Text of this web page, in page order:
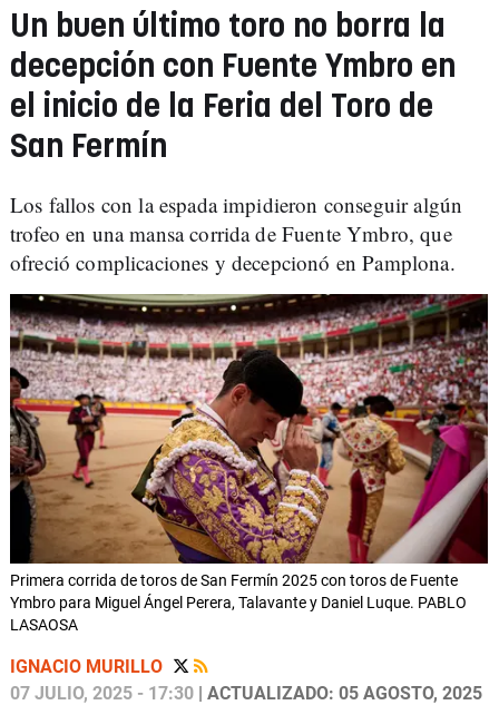
Un buen último toro no borra la
decepción con Fuente Ymbro en
el inicio de la Feria del Toro de
San Fermín
Los fallos con la espada impidieron conseguir algún
trofeo en una mansa corrida de Fuente Ymbro, que
ofreció complicaciones y decepcionó en Pamplona.
Primera corrida de toros de San Fermín 2025 con toros de Fuente
Ymbro para Miguel Ángel Perera, Talavante y Daniel Luque. PABLO
LASAOSA
IGNACIO MURILLO
07 JULIO, 2025 - 17:30 | ACTUALIZADO: 05 AGOSTO, 2025